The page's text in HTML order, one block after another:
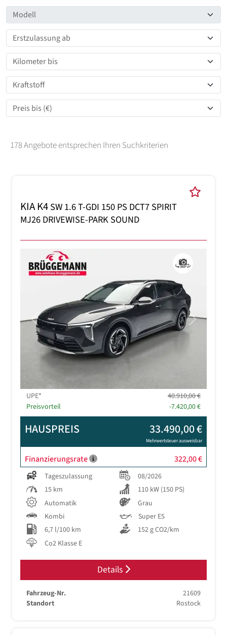
178 Angeboteentsprechen Ihren Suchkriterien
KIA K4SW 1.6 T-GDI 150 PS DCT7 SPIRIT
MJ26 DRIVEWISE-PARK SOUND
Previous Next
UPE*
40.910,00 €
Preisvorteil
-7.420,00 €
HAUSPREIS 33.490,00 €
Mehrwertsteuer ausweisbar
Finanzierungsrate 322,00 €
Tageszulassung
08/2026
15 km
110 kW (150 PS)
Automatik
Grau
Kombi
Super E5
6,7 l/100 km
152 g CO2/km
Co2 Klasse E
Details
Fahrzeug-Nr.
21609
Standort
Rostock